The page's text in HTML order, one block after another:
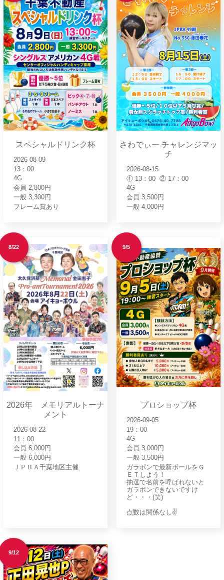
スペシャルドリンク杯
2026-08-09
13：00
4G
会員 2,800円
一般 3,300円
フレーム賞あり
さわでぃー チャレンジマッ
チ
2026-08-15
① 13：00 ② 17：00
4G
会員 3,500円
一般 4,000円
2026年 メモリアルトーナ
メント
2026-08-22
11：00
会員 6,000円
一般 6,000円
ＪＰＢＡ千葉地区主催
8/22
プロショップ杯
2026-09-05
19：00
4G
会員 3,000円
一般 3,500円
ガラポンで最新ボールをＧ
ＥＴしよう！
抽選で名前を呼ばれないと
ガラポンできないですけ
ど・・・(笑)
点数は関係なし✌
9/5
9/12